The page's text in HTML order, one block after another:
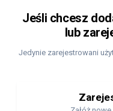
Jeśli chcesz
lub
Jedynie zarejestrowani